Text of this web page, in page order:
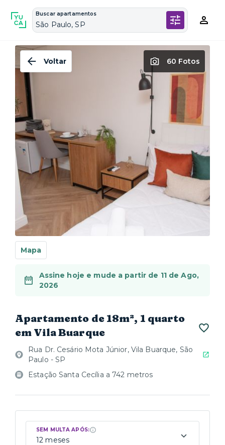
Buscar apartamentos
São Paulo, SP
Assine hoje e mude a partir de 11 de Ago,
2026
Voltar 60 Fotos
Mapa
Apartamento de 18m², 1 quarto
em Vila Buarque
Rua Dr. Cesário Mota Júnior, Vila Buarque, São
Paulo - SP
Estação Santa Cecília a 742 metros
SEM MULTA APÓS:
12 meses